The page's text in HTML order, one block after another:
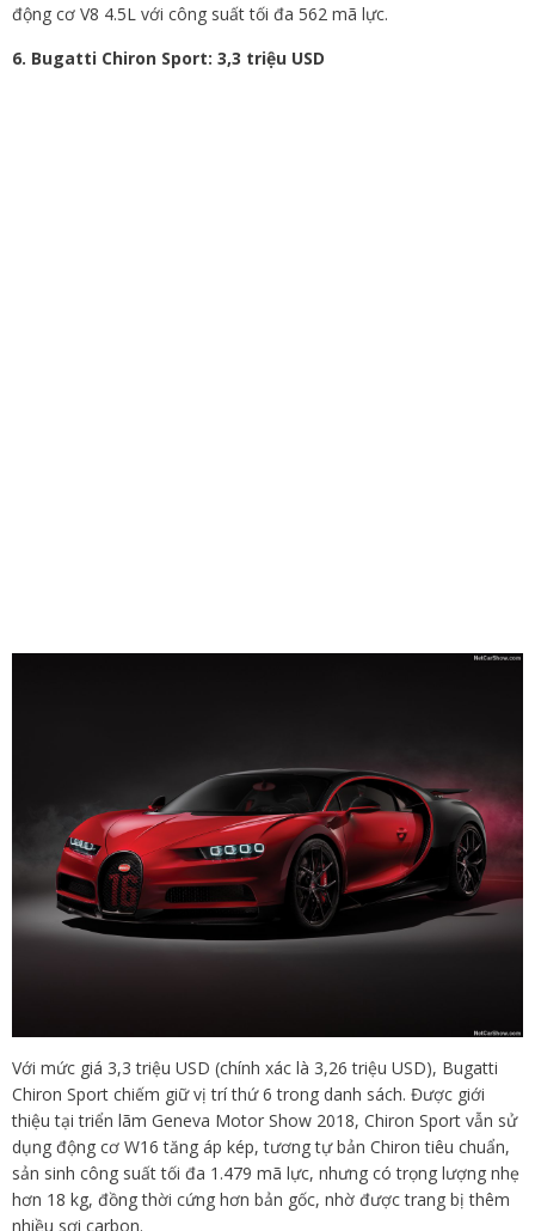
động cơ V8 4.5L với công suất tối đa 562 mã lực.
6. Bugatti Chiron Sport: 3,3 triệu USD
Với mức giá 3,3 triệu USD (chính xác là 3,26 triệu USD), Bugatti
Chiron Sport chiếm giữ vị trí thứ 6 trong danh sách. Được giới
thiệu tại triển lãm Geneva Motor Show 2018, Chiron Sport vẫn sử
dụng động cơ W16 tăng áp kép, tương tự bản Chiron tiêu chuẩn,
sản sinh công suất tối đa 1.479 mã lực, nhưng có trọng lượng nhẹ
hơn 18 kg, đồng thời cứng hơn bản gốc, nhờ được trang bị thêm
nhiều sợi carbon.